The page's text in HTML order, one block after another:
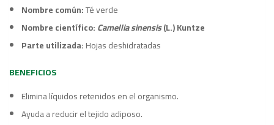
Nombre común:Té verde
Nombre científico:Camellia sinensis(L.) Kuntze
Parte utilizada:Hojas deshidratadas
BENEFICIOS
Elimina líquidos retenidos en el organismo.
Ayuda a reducir el tejido adiposo.